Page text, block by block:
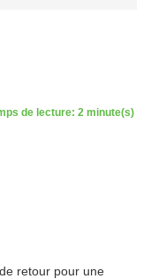
de lecture: 2 minute(s)
retour pour une